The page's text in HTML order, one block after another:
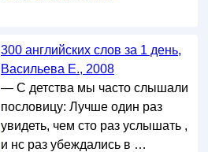
300 английских слов за 1 день,
Васильева Е., 2008
— С детства мы часто слышали
пословицу: Лучше один раз
увидеть, чем сто раз услышать ,
и нс раз убеждались в …